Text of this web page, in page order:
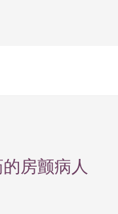
房颤病人